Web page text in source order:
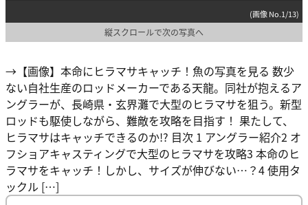
(画像 No.1/13)
縦スクロールで次の写真へ
→【画像】本命にヒラマサキャッチ！魚の写真を見る 数少
ない自社生産のロッドメーカーである天龍。同社が抱えるア
ングラーが、長崎県・玄界灘で大型のヒラマサを狙う。新型
ロッドも駆使しながら、難敵を攻略を目指す！ 果たして、
ヒラマサはキャッチできるのか!? 目次 1 アングラー紹介2 オ
フショアキャスティングで大型のヒラマサを攻略3 本命のヒ
ラマサをキャッチ！しかし、サイズが伸びない…？4 使用タ
ックル […]